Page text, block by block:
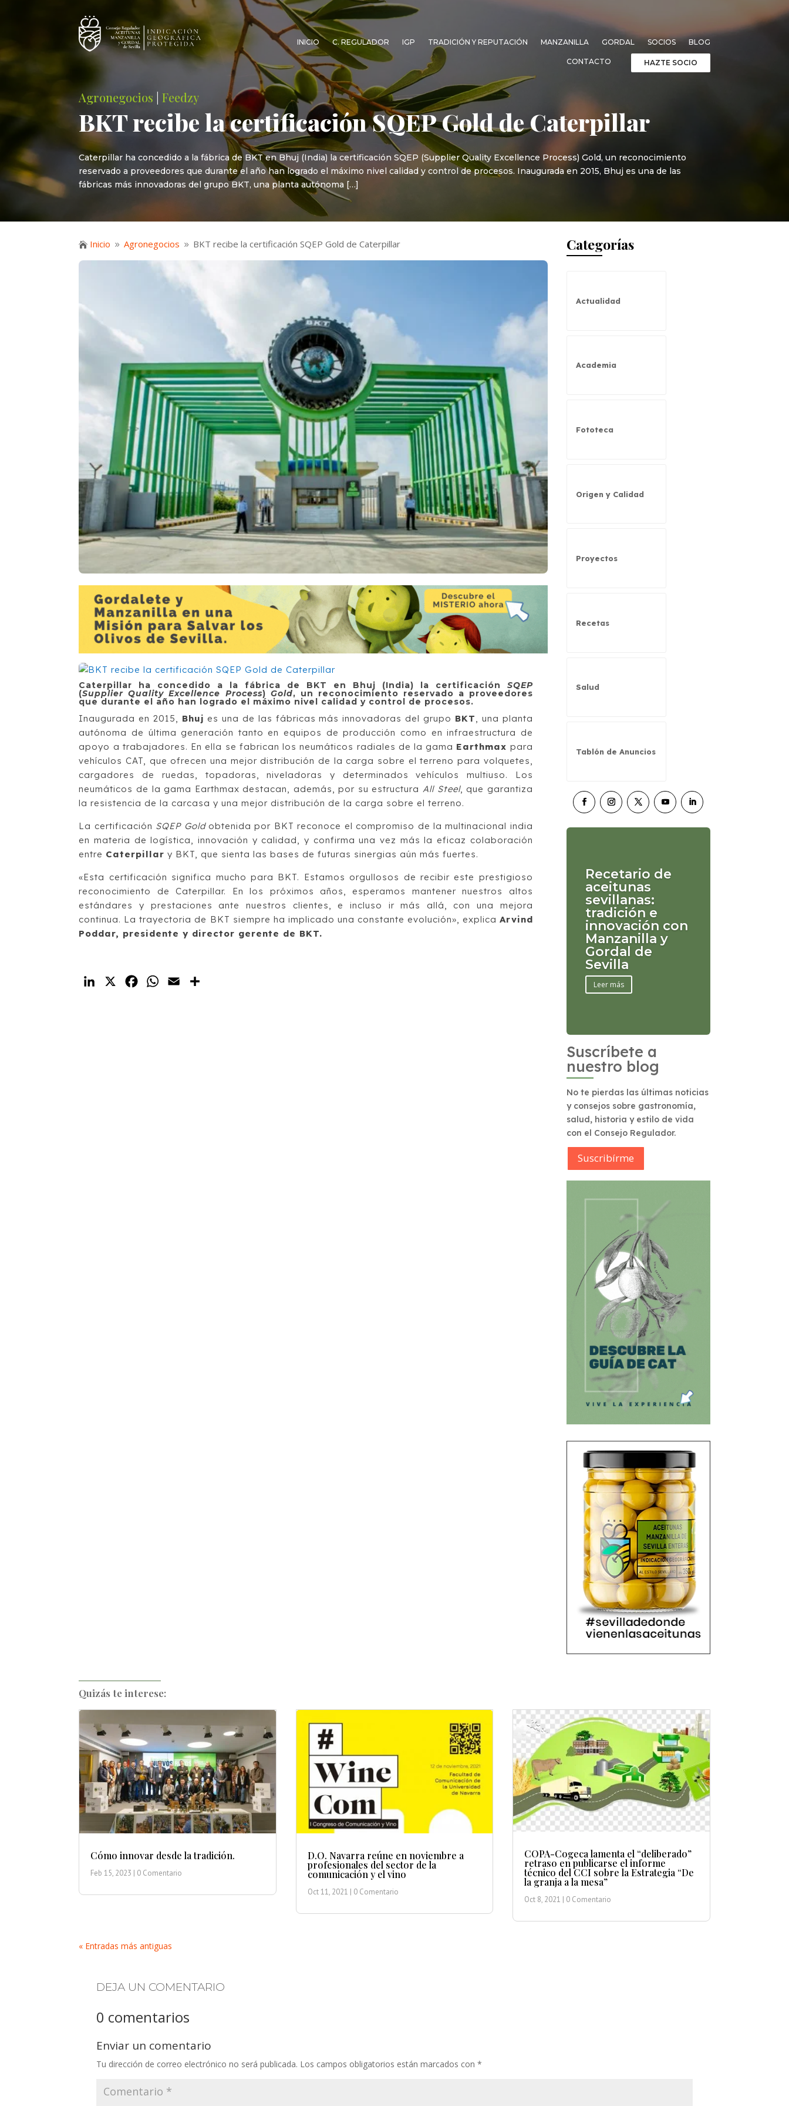
INICIO C. REGULADOR IGP TRADICIÓN Y REPUTACIÓN MANZANILLA GORDAL SOCIOS BLOG
CONTACTO HAZTE SOCIO
Agronegocios |Feedzy
BKT recibe la certificación SQEP Gold de Caterpillar
Caterpillar ha concedido a la fábrica de BKT en Bhuj (India) la certificación SQEP (Supplier Quality Excellence Process) Gold, un reconocimiento
reservado a proveedores que durante el año han logrado el máximo nivel calidad y control de procesos. Inaugurada en 2015, Bhuj es una de las
fábricas más innovadoras del grupo BKT, una planta autónoma […]
 Inicio 9 Agronegocios 9 BKT recibe la certificación SQEP Gold de Caterpillar
Caterpillar ha concedido a la fábrica de BKT en Bhuj (India) la certificación SQEP
(Supplier Quality Excellence Process) Gold, un reconocimiento reservado a proveedores
que durante el año han logrado el máximo nivel calidad y control de procesos.
Inaugurada en 2015, Bhuj es una de las fábricas más innovadoras del grupo BKT, una planta
autónoma de última generación tanto en equipos de producción como en infraestructura de
apoyo a trabajadores. En ella se fabrican los neumáticos radiales de la gama Earthmax para
vehículos CAT, que ofrecen una mejor distribución de la carga sobre el terreno para volquetes,
cargadores de ruedas, topadoras, niveladoras y determinados vehículos multiuso. Los
neumáticos de la gama Earthmax destacan, además, por su estructuraAll Steel, que garantiza
la resistencia de la carcasa y una mejor distribución de la carga sobre el terreno.
La certificación SQEP Goldobtenida por BKT reconoce el compromiso de la multinacional india
en materia de logística, innovación y calidad, y confirma una vez más la eficaz colaboración
entre Caterpillar y BKT, que sienta las bases de futuras sinergias aún más fuertes.
«Esta certificación significa mucho para BKT. Estamos orgullosos de recibir este prestigioso
reconocimiento de Caterpillar. En los próximos años, esperamos mantener nuestros altos
estándares y prestaciones ante nuestros clientes, e incluso ir más allá, con una mejora
continua. La trayectoria de BKT siempre ha implicado una constante evolución», explica Arvind
Poddar, presidente y director gerente de BKT.
LinkedIn
X FacebookWhatsApp
Email
Categorías
Actualidad
Academia
Fototeca
Origen y Calidad
Proyectos
Recetas
Salud
Tablón de Anuncios
Recetario de
aceitunas
sevillanas:
tradición e
innovación con
Manzanilla y
Gordal de
Sevilla
Leer más
Suscríbete a
nuestro blog
No te pierdas las últimas noticias
y consejos sobre gastronomía,
salud, historia y estilo de vida
con el Consejo Regulador.
Suscribírme
Quizás te interese:
Cómo innovar desde la tradición.
Feb 15, 2023 | 0 Comentario
D.O. Navarra reúne en noviembre a
profesionales del sector de la
comunicación y el vino
Oct 11, 2021 | 0 Comentario
COPA-Cogeca lamenta el “deliberado”
retraso en publicarse el informe
técnico del CCI sobre la Estrategia “De
la granja a la mesa”
Oct 8, 2021 | 0 Comentario
« Entradas más antiguas
DEJA UN COMENTARIO
0 comentarios
Enviar un comentario
Tu dirección de correo electrónico no será publicada. Los campos obligatorios están marcados con*